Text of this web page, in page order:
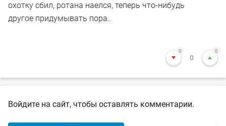
охотку сбил, ротана наелся, теперь что-нибудь
другое придумывать пора..
0
0
0
Войдите на сайт, чтобы оставлять комментарии.